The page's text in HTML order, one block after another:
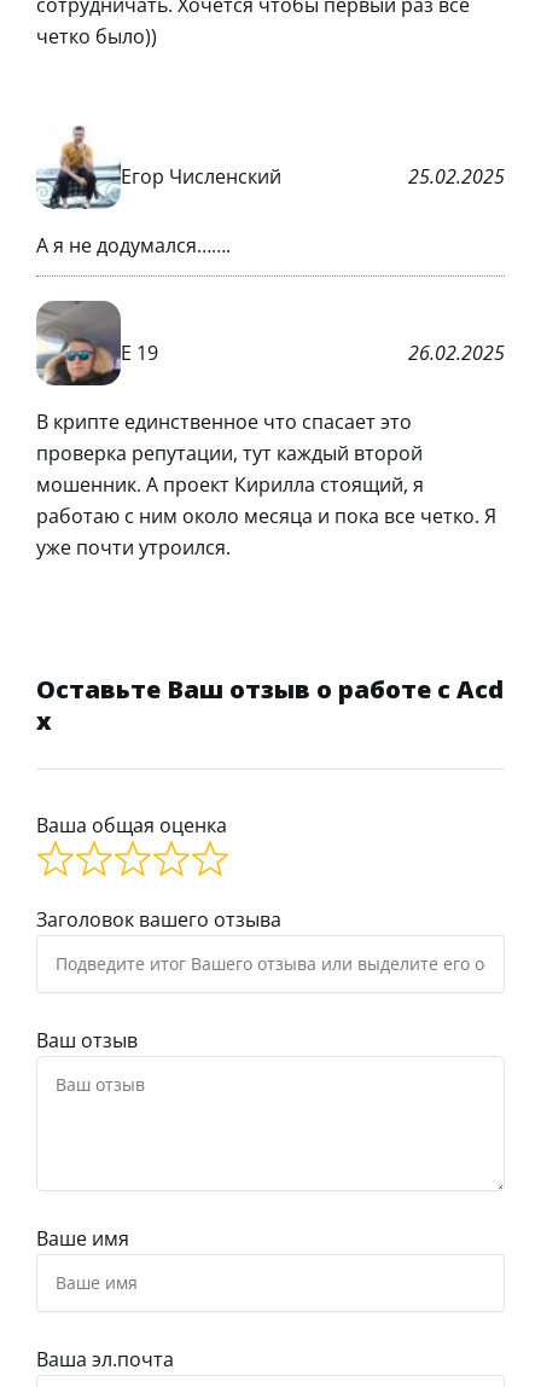
четко было))
Егор Численский 25.02.2025
А я не додумался…….
Е 19 26.02.2025
В крипте единственное что спасает это
проверка репутации, тут каждый второй
мошенник. А проект Кирилла стоящий, я
работаю с ним около месяца и пока все четко. Я
уже почти утроился.
Оставьте Ваш отзыв о работе с Acd
x
Ваша общая оценка
Заголовок вашего отзыва
Ваш отзыв
Ваше имя
Ваша эл.почта